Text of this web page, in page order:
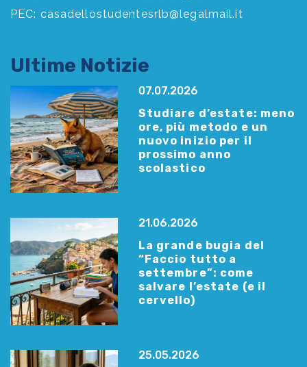
PEC: casadellostudentesrlb@legalmail.it
Ultime Notizie
07.07.2026
Studiare d’estate: meno
ore, più metodo e un
nuovo inizio per il
prossimo anno
scolastico
21.06.2026
La grande bugia del
“Faccio tutto a
settembre”: come
salvare l’estate (e il
cervello)
25.05.2026